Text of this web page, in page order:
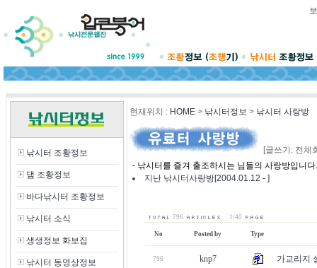
낚시터 조황정보
댐 조황정보
바다낚시터 조황정보
낚시터 소식
생생정보 화보집
낚시터 동영상정보
현재위치 : HOME > 낚시터정보 > 낚시터 사랑방
[글쓰기: 전체
- 낚시터를 즐겨 출조하시는 님들의 사랑방입니다.
지난 낚시터사랑방[2004.01.12 - ]
796 1/40
No Posted by Type
796 knp7 가교리지